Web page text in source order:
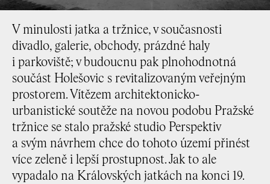
V minulosti jatka a tržnice, v současnosti
divadlo, galerie, obchody, prázdné haly
i parkoviště; v budoucnu pak plnohodnotná
součást Holešovic s revitalizovaným veřejným
prostorem. Vítězem architektonicko-
urbanistické soutěže na novou podobu Pražské
tržnice se stalo pražské studio Perspektiv
a svým návrhem chce do tohoto území přinést
více zeleně i lepší prostupnost. Jak to ale
vypadalo na Královských jatkách na konci 19.